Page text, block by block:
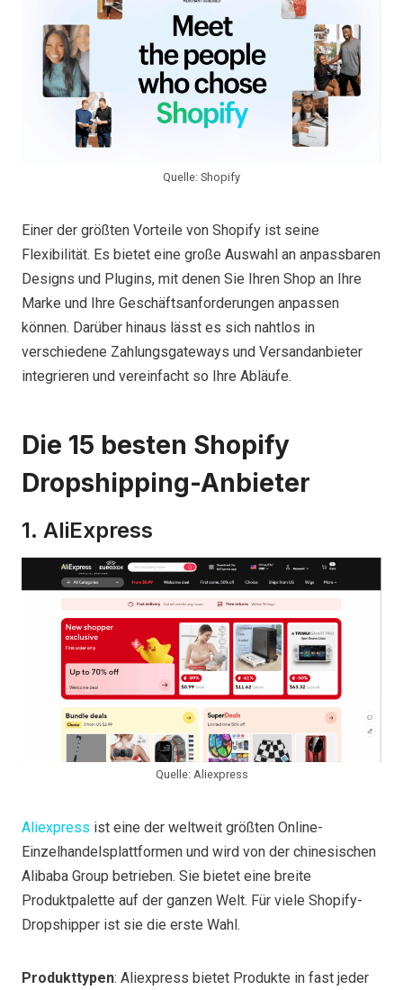
Quelle: Shopify
Einer der größten Vorteile von Shopify ist seine
Flexibilität. Es bietet eine große Auswahl an anpassbaren
Designs und Plugins, mit denen Sie Ihren Shop an Ihre
Marke und Ihre Geschäftsanforderungen anpassen
können. Darüber hinaus lässt es sich nahtlos in
verschiedene Zahlungsgateways und Versandanbieter
integrieren und vereinfacht so Ihre Abläufe.
Die 15 besten Shopify
Dropshipping-Anbieter
1. AliExpress
Quelle: Aliexpress
Aliexpress ist eine der weltweit größten Online-
Einzelhandelsplattformen und wird von der chinesischen
Alibaba Group betrieben. Sie bietet eine breite
Produktpalette auf der ganzen Welt. Für viele Shopify-
Dropshipper ist sie die erste Wahl.
Produkttypen: Aliexpress bietet Produkte in fast jeder